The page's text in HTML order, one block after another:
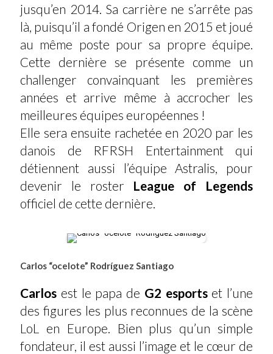
jusqu’en 2014. Sa carrière ne s’arrête pas
là, puisqu’il a fondé Origen en 2015 et joué
au même poste pour sa propre équipe.
Cette dernière se présente comme un
challenger convainquant les premières
années et arrive même à accrocher les
meilleures équipes européennes !
Elle sera ensuite rachetée en 2020 par les
danois de RFRSH Entertainment qui
détiennent aussi l’équipe Astralis, pour
devenir le roster League of Legends
officiel de cette dernière.
Carlos “ocelote” Rodríguez Santiago
Carlos est le papa de G2 esportset l’une
des figures les plus reconnues de la scène
LoL en Europe. Bien plus qu’un simple
fondateur, il est aussi l’image et le cœur de